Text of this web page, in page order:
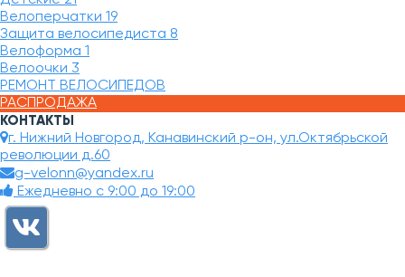
Велоперчатки 19
Защита велосипедиста 8
Велоформа 1
Велоочки 3
РЕМОНТ ВЕЛОСИПЕДОВ
РАСПРОДАЖА
КОНТАКТЫ
г. Нижний Новгород, Канавинский р-он, ул.Октябрьской
революции д.60
g-velonn@yandex.ru
Ежедневно с 9:00 до 19:00